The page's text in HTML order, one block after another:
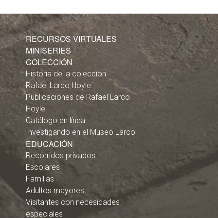
RECURSOS VIRTUALES
MINISERIES
COLECCIÓN
Historia de la colección
Rafael Larco Hoyle
Publicaciones de Rafael Larco
Hoyle
Catálogo en línea
Investigando en el Museo Larco
EDUCACIÓN
Recorridos privados
Escolares
Familias
Adultos mayores
Visitantes con necesidades
especiales